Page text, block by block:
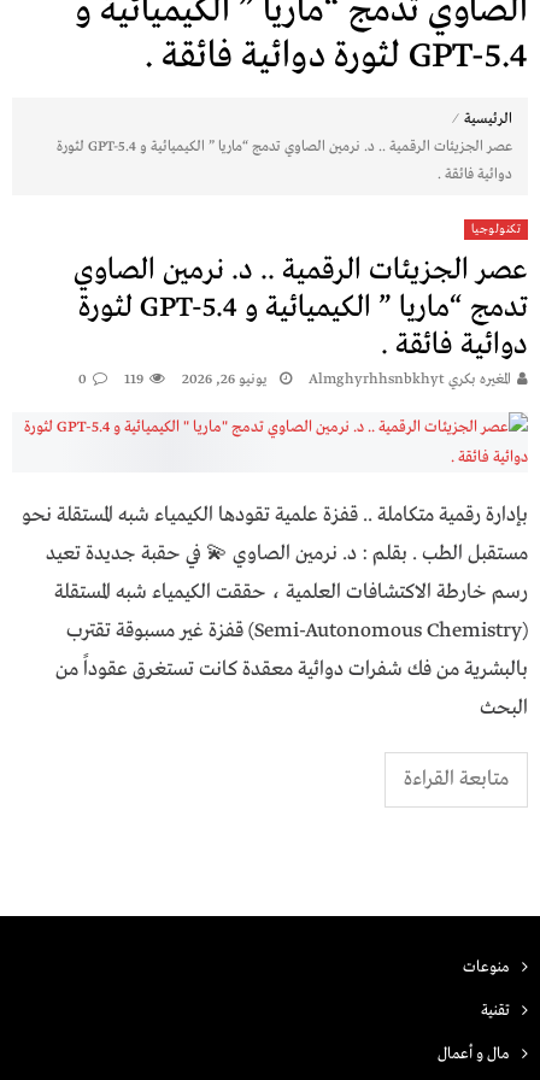
الصاوي تدمج “ماريا ” الكيميائية و
GPT-5.4 لثورة دوائية فائقة .
الرئيسية ⁄
​عصر الجزيئات الرقمية .. د. نرمين الصاوي تدمج “ماريا ” الكيميائية و GPT-5.4 لثورة
دوائية فائقة .
تكنولوجيا
​عصر الجزيئات الرقمية .. د. نرمين الصاوي
تدمج “ماريا ” الكيميائية و GPT-5.4 لثورة
دوائية فائقة .
المغيره بكري Almghyrhhsnbkhyt يونيو 26, 2026 119
0
بإدارة رقمية متكاملة .. قفزة علمية تقودها الكيمياء شبه المستقلة نحو
مستقبل الطب . ​بقلم : د. نرمين الصاوي 💫 ​في حقبة جديدة تعيد
رسم خارطة الاكتشافات العلمية ، حققت الكيمياء شبه المستقلة
(Semi-Autonomous Chemistry) قفزة غير مسبوقة تقترب
بالبشرية من فك شفرات دوائية معقدة كانت تستغرق عقوداً من
البحث
متابعة القراءة
منوعات
تقنية
مال و أعمال